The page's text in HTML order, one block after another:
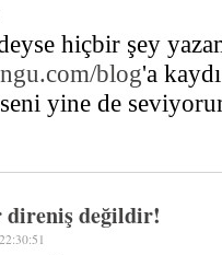
hiçbir şey
blog'a
yine de
değildir!